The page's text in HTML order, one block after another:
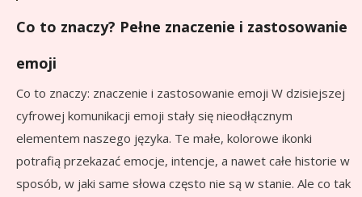
Co to znaczy? Pełne znaczenie i zastosowanie
emoji
Co to znaczy: znaczenie i zastosowanie emoji W dzisiejszej
cyfrowej komunikacji emoji stały się nieodłącznym
elementem naszego języka. Te małe, kolorowe ikonki
potrafią przekazać emocje, intencje, a nawet całe historie w
sposób, w jaki same słowa często nie są w stanie. Ale co tak